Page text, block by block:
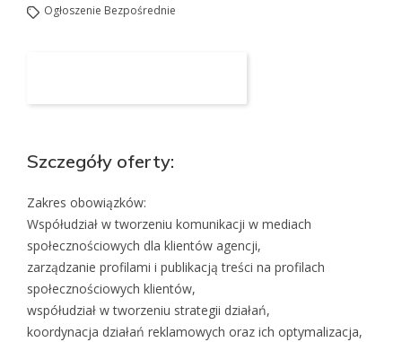
Ogłoszenie Bezpośrednie
Szczegóły oferty:
Zakres obowiązków:
Współudział w tworzeniu komunikacji w mediach
społecznościowych dla klientów agencji,
zarządzanie profilami i publikacją treści na profilach
społecznościowych klientów,
współudział w tworzeniu strategii działań,
koordynacja działań reklamowych oraz ich optymalizacja,